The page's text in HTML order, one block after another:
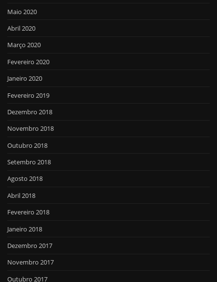
Maio 2020
Abril 2020
Março 2020
Fevereiro 2020
Janeiro 2020
Fevereiro 2019
Dezembro 2018
Novembro 2018
Outubro 2018
Setembro 2018
Agosto 2018
Abril 2018
Fevereiro 2018
Janeiro 2018
Dezembro 2017
Novembro 2017
Outubro 2017